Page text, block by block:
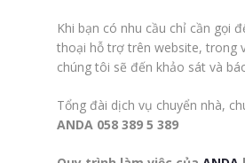
Khi bạn có nhu cầu chỉ cần gọi
thoại hỗ trợ trên website, trong
chúng tôi sẽ đến khảo sát và
Tổng đài dịch vụ chuyển nhà,
ANDA 058 389 5 389